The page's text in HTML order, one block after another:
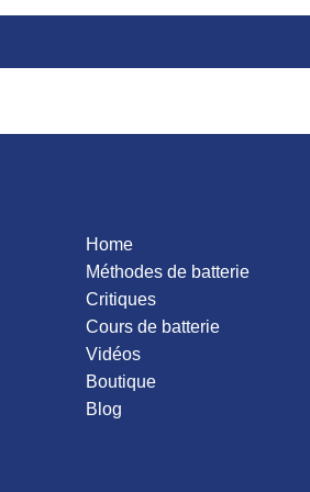
Home
Méthodes de batterie
Critiques
Cours de batterie
Vidéos
Boutique
Blog